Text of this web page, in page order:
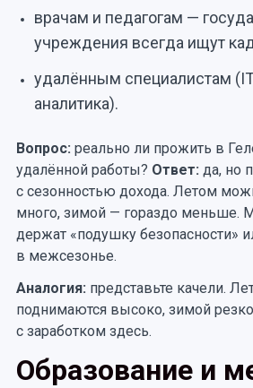
врачам и педагогам —
учреждения всегда ищут
удалённым специалистам
аналитика).
Вопрос: реально ли прожить в
удалённой работы? Ответ: да, но
с сезонностью дохода. Летом
много, зимой — гораздо меньше.
держат «подушку безопасности»
в межсезонье.
Аналогия: представьте качели.
поднимаются высоко, зимой
с заработком здесь.
Образование и